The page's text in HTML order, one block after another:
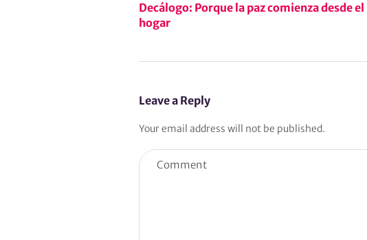
Decálogo: Porque la paz comienza desde el
hogar
Leave a Reply
Your email address will not be published.